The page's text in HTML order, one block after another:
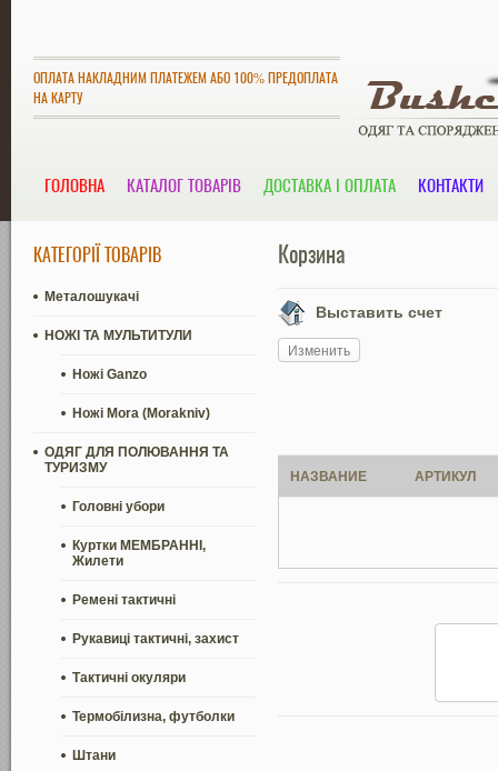
ОПЛАТА НАКЛАДНИМ ПЛАТЕЖЕМ АБО 100% ПРЕДОПЛАТА
НА КАРТУ
ГОЛОВНА КАТАЛОГ ТОВАРІВ ДОСТАВКА І ОПЛАТА КОНТАКТИ
КАТЕГОРІЇ ТОВАРІВ
Металошукачі
НОЖІ ТА МУЛЬТИТУЛИ
Ножі Ganzo
Ножі Mora (Morakniv)
ОДЯГ ДЛЯ ПОЛЮВАННЯ ТА
ТУРИЗМУ
Головні убори
Куртки МЕМБРАННІ,
Жилети
Ремені тактичні
Рукавиці тактичні, захист
Тактичні окуляри
Термобілизна, футболки
Штани
Корзина
Выставить счет
Изменить
НАЗВАНИЕ АРТИКУЛ